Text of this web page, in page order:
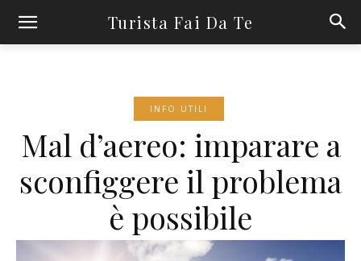
Turista Fai Da Te
INFO UTILI
Mal d’aereo: imparare a
sconfiggere il problema
è possibile